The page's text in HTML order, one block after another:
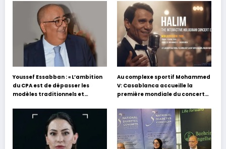
Youssef Essabban : « L’ambition
du CPA est de dépasser les
modèles traditionnels et
s’appuyant sur le partage des
expériences »
Au complexe sportif Mohammed
V: Casablanca accueille la
première mondiale du concert
Hafez